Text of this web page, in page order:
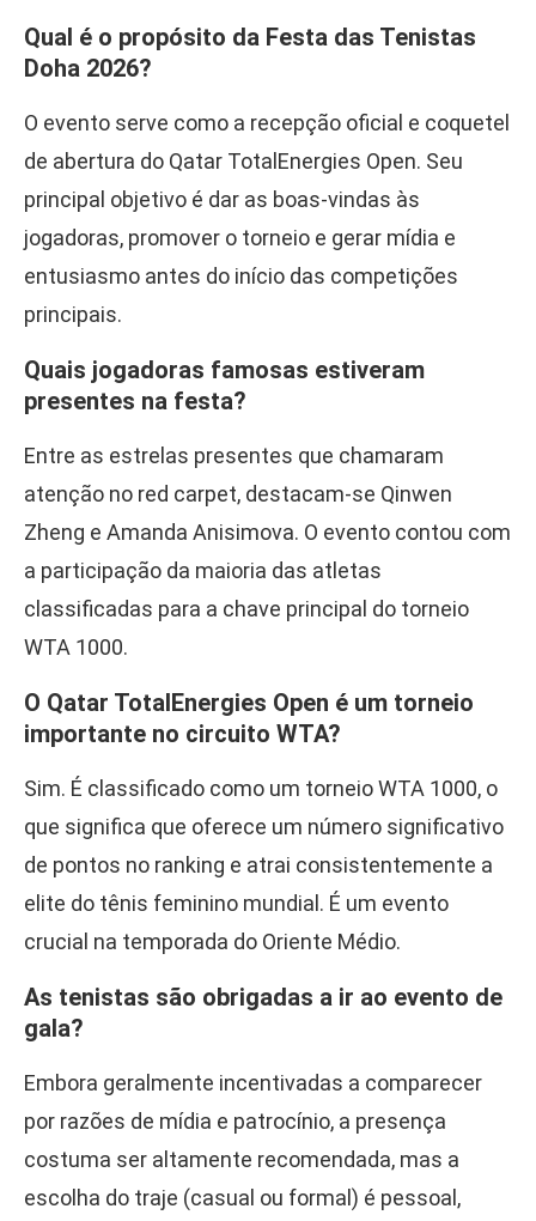
Qual é o propósito da Festa das Tenistas
Doha 2026?
O evento serve como a recepção oficial e coquetel
de abertura do Qatar TotalEnergies Open. Seu
principal objetivo é dar as boas-vindas às
jogadoras, promover o torneio e gerar mídia e
entusiasmo antes do início das competições
principais.
Quais jogadoras famosas estiveram
presentes na festa?
Entre as estrelas presentes que chamaram
atenção no red carpet, destacam-se Qinwen
Zheng e Amanda Anisimova. O evento contou com
a participação da maioria das atletas
classificadas para a chave principal do torneio
WTA 1000.
O Qatar TotalEnergies Open é um torneio
importante no circuito WTA?
Sim. É classificado como um torneio WTA 1000, o
que significa que oferece um número significativo
de pontos no ranking e atrai consistentemente a
elite do tênis feminino mundial. É um evento
crucial na temporada do Oriente Médio.
As tenistas são obrigadas a ir ao evento de
gala?
Embora geralmente incentivadas a comparecer
por razões de mídia e patrocínio, a presença
costuma ser altamente recomendada, mas a
escolha do traje (casual ou formal) é pessoal,